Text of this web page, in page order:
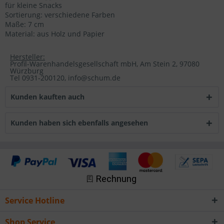
für kleine Snacks
Sortierung: verschiedene Farben
Maße: 7 cm
Material: aus Holz und Papier
Hersteller:
Profil-Warenhandelsgesellschaft mbH, Am Stein 2, 97080
Würzburg
Tel 0931-200120, info@schum.de
Kunden kauften auch
Kunden haben sich ebenfalls angesehen
Service Hotline